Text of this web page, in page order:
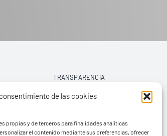
de las cookies
propias y de terceros para finalidades analíticas
el contenido mediante sus preferencias, ofrecer
TRANSPARENCIA
AVISO LEGAL
POLÍTICA DE PRIVACIDAD